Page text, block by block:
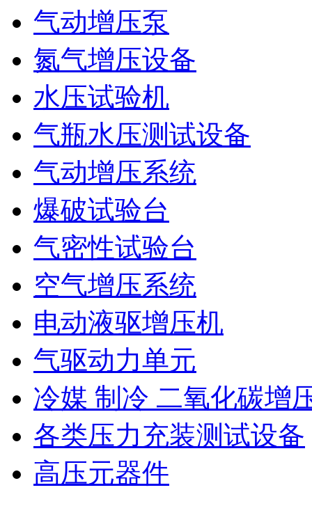
气动增压泵
氮气增压设备
水压试验机
气瓶水压测试设备
气动增压系统
爆破试验台
气密性试验台
空气增压系统
电动液驱增压机
气驱动力单元
冷媒 制冷 二氧化碳增
各类压力充装测试设备
高压元器件